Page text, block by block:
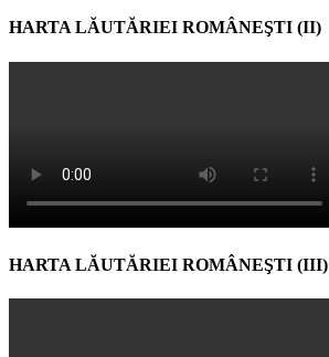
HARTA LĂUTĂRIEI ROMÂNEŞTI (II)
HARTA LĂUTĂRIEI ROMÂNEŞTI (III)